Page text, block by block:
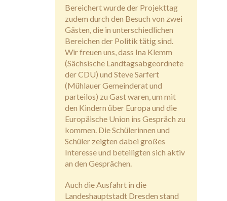
Bereichert wurde der Projekttag
zudem durch den Besuch von zwei
Gästen, die in unterschiedlichen
Bereichen der Politik tätig sind.
Wir freuen uns, dass Ina Klemm
(Sächsische Landtagsabgeordnete
der CDU) und Steve Sarfert
(Mühlauer Gemeinderat und
parteilos) zu Gast waren, um mit
den Kindern über Europa und die
Europäische Union ins Gespräch zu
kommen. Die Schülerinnen und
Schüler zeigten dabei großes
Interesse und beteiligten sich aktiv
an den Gesprächen.
Auch die Ausfahrt in die
Landeshauptstadt Dresden stand